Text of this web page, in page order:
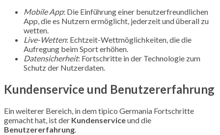
Mobile App: Die Einführung einer benutzerfreundlichen
App, die es Nutzern ermöglicht, jederzeit und überall zu
wetten.
Live-Wetten: Echtzeit-Wettmöglichkeiten, die die
Aufregung beim Sport erhöhen.
Datensicherheit: Fortschritte in der Technologie zum
Schutz der Nutzerdaten.
Kundenservice und Benutzererfahrung
Ein weiterer Bereich, in dem tipico Germania Fortschritte
gemacht hat, ist der Kundenserviceund die
Benutzererfahrung.